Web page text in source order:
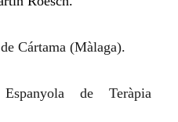
Cártama (Màlaga).
de Teràpia